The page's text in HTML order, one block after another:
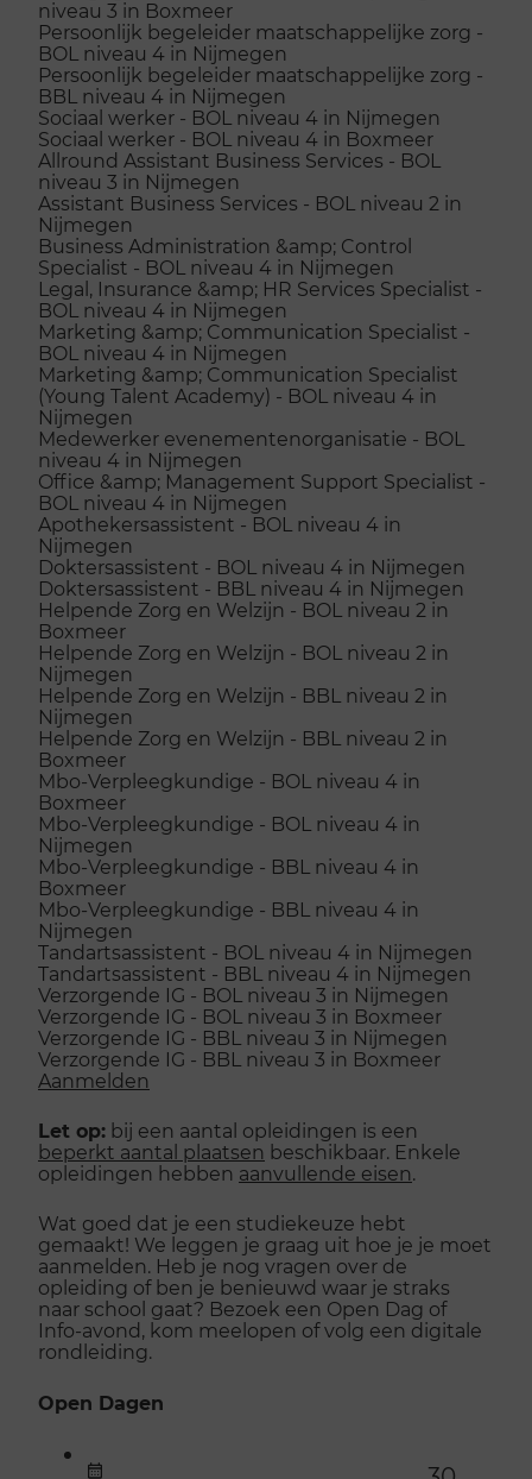
niveau 3 in Boxmeer
Persoonlijk begeleider maatschappelijke zorg -
BOL niveau 4 in Nijmegen
Persoonlijk begeleider maatschappelijke zorg -
BBL niveau 4 in Nijmegen
Sociaal werker - BOL niveau 4 in Nijmegen
Sociaal werker - BOL niveau 4 in Boxmeer
Allround Assistant Business Services - BOL
niveau 3 in Nijmegen
Assistant Business Services - BOL niveau 2 in
Nijmegen
Business Administration &amp; Control
Specialist - BOL niveau 4 in Nijmegen
Legal, Insurance &amp; HR Services Specialist -
BOL niveau 4 in Nijmegen
Marketing &amp; Communication Specialist -
BOL niveau 4 in Nijmegen
Marketing &amp; Communication Specialist
(Young Talent Academy) - BOL niveau 4 in
Nijmegen
Medewerker evenementenorganisatie - BOL
niveau 4 in Nijmegen
Office &amp; Management Support Specialist -
BOL niveau 4 in Nijmegen
Apothekersassistent - BOL niveau 4 in
Nijmegen
Doktersassistent - BOL niveau 4 in Nijmegen
Doktersassistent - BBL niveau 4 in Nijmegen
Helpende Zorg en Welzijn - BOL niveau 2 in
Boxmeer
Helpende Zorg en Welzijn - BOL niveau 2 in
Nijmegen
Helpende Zorg en Welzijn - BBL niveau 2 in
Nijmegen
Helpende Zorg en Welzijn - BBL niveau 2 in
Boxmeer
Mbo-Verpleegkundige - BOL niveau 4 in
Boxmeer
Mbo-Verpleegkundige - BOL niveau 4 in
Nijmegen
Mbo-Verpleegkundige - BBL niveau 4 in
Boxmeer
Mbo-Verpleegkundige - BBL niveau 4 in
Nijmegen
Tandartsassistent - BOL niveau 4 in Nijmegen
Tandartsassistent - BBL niveau 4 in Nijmegen
Verzorgende IG - BOL niveau 3 in Nijmegen
Verzorgende IG - BOL niveau 3 in Boxmeer
Verzorgende IG - BBL niveau 3 in Nijmegen
Verzorgende IG - BBL niveau 3 in Boxmeer
Aanmelden
Let op: bij een aantal opleidingen is een
beperkt aantal plaatsen beschikbaar. Enkele
opleidingen hebben aanvullende eisen.
Wat goed dat je een studiekeuze hebt
gemaakt! We leggen je graag uit hoe je je moet
aanmelden. Heb je nog vragen over de
opleiding of ben je benieuwd waar je straks
naar school gaat? Bezoek een Open Dag of
Info-avond, kom meelopen of volg een digitale
rondleiding.
Open Dagen